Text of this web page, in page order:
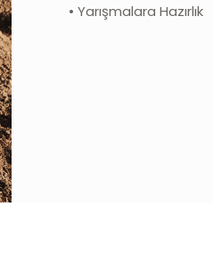
• Yarışmalara Hazırlık